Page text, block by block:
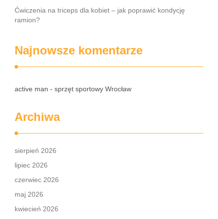
Ćwiczenia na triceps dla kobiet – jak poprawić kondycję
ramion?
Najnowsze komentarze
active man - sprzęt sportowy Wrocław
Archiwa
sierpień 2026
lipiec 2026
czerwiec 2026
maj 2026
kwiecień 2026